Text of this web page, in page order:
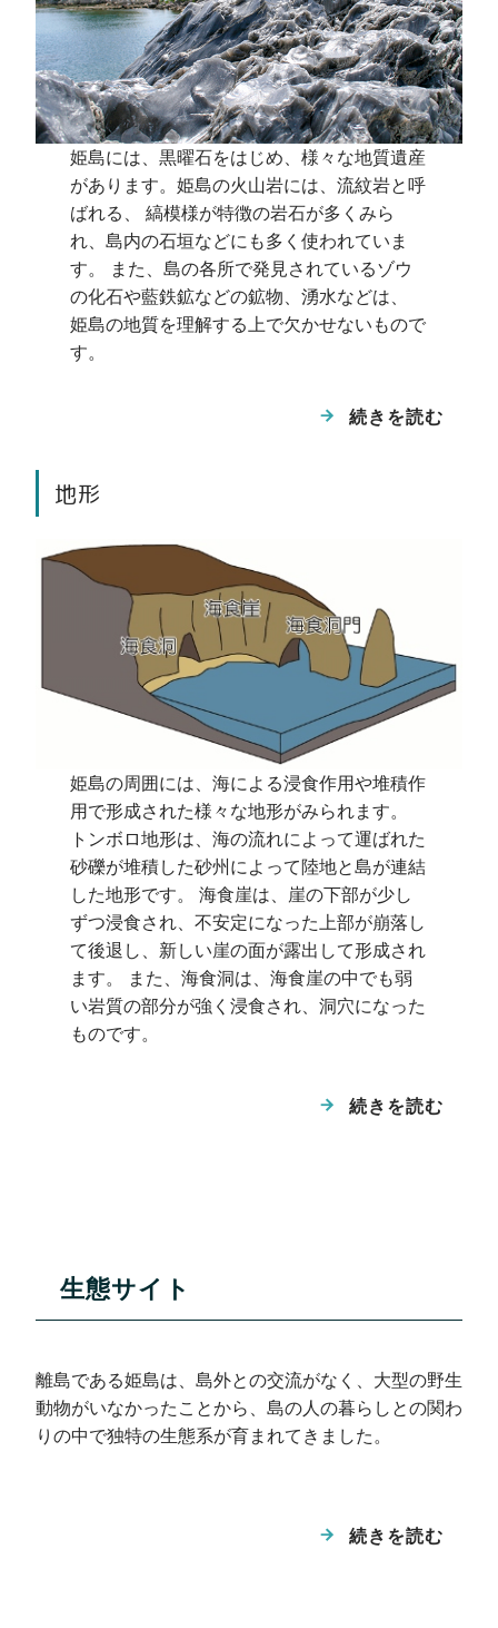
は城山溶岩の一部である黒曜石の断崖が美し
い景観を作っています。 城山溶岩は、最近
までパーライトの原料として採石されていま
した。
関連するジオサイト等：観音崎、観音崎火
口、千人堂
浮洲火山
る岩礁は浮洲溶岩からなり、干潮時には陸側
と繋がります。
関連するジオサイト等：浮洲火山
矢筈岳火山
に活動した火山で、山腹～山頂にかけて矢筈
岳溶岩が分布しています。 矢筈岳溶岩は、
大海火山は、矢筈岳東麓から二股池にかけて噴出物や
貫入岩が分布しているのみで、火山地形が残存してい
であると考えられています。
金火山
ひめしまブルーライン沿いの矢筈岳南東側に
みられる海食崖で、崖の表面のボコボコとし
たくぼみを利用して、 ハヤブサが営巣する
ことから、鷹の巣（たかのす）と呼ばれてい
ます。
大海のコンボリュートラミナ（県指定天然記
念物）
屋根瓦のような模様が連なった「コンボリュ
ートラミナ」は、地震等の揺れが加わったこ
とにより地層が流動化し、 層が乱されて形
成される構造です。この露頭は「姫島の地層
褶曲」として昭和34年に県の天然記念物に
指定されています。
関連するジオサイト等： 大海のコンボリュ
丸石鼻海岸でみられる約200万年前の地層
は、大きく傾斜しており、褶曲や断層など、
閉じる
姫島には、黒曜石をはじめ、様々な地質遺産
があります。姫島の火山岩には、流紋岩と呼
ばれる、 縞模様が特徴の岩石が多くみら
れ、島内の石垣などにも多く使われていま
す。 また、島の各所で発見されているゾウ
の化石や藍鉄鉱などの鉱物、湧水などは、
姫島の地質を理解する上で欠かせないもので
す。
続きを読む
観音崎（国指定天然記念物「姫島の黒曜石産
地」）
島内随一の景勝地である観音崎は、乳灰色～
乳白色の黒曜石の断崖が続いています。観音
崎の黒曜石は、 火山活動の過程を記録した
岩石で、地質学的に重要であるとともに、主
に縄文時代には石器に加工され、 瀬戸内海
を中心に広い範囲で流通しており、考古学的
にも大変重要であることから、 平成19年に
地形
姫島の周囲には、海による浸食作用や堆積作
用で形成された様々な地形がみられます。
トンボロ地形は、海の流れによって運ばれた
砂礫が堆積した砂州によって陸地と島が連結
した地形です。 海食崖は、崖の下部が少し
ずつ浸食され、不安定になった上部が崩落し
て後退し、新しい崖の面が露出して形成され
ます。 また、海食洞は、海食崖の中でも弱
い岩質の部分が強く浸食され、洞穴になった
ものです。
続きを読む
姫島は、４つの小島が砂州でつながって１つの島にな
生態サイト
離島である姫島は、島外との交流がなく、大型の野生
動物がいなかったことから、島の人の暮らしとの関わ
りの中で独特の生態系が育まれてきました。
続きを読む